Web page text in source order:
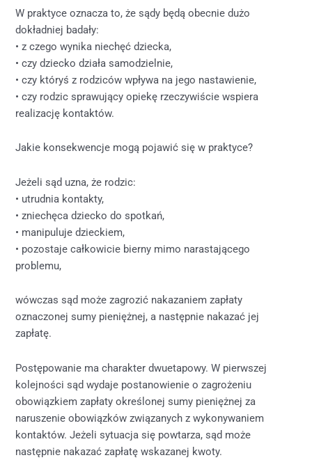
W praktyce oznacza to, że sądy będą obecnie dużo
dokładniej badały:
• z czego wynika niechęć dziecka,
• czy dziecko działa samodzielnie,
• czy któryś z rodziców wpływa na jego nastawienie,
• czy rodzic sprawujący opiekę rzeczywiście wspiera
realizację kontaktów.
Jakie konsekwencje mogą pojawić się w praktyce?
Jeżeli sąd uzna, że rodzic:
• utrudnia kontakty,
• zniechęca dziecko do spotkań,
• manipuluje dzieckiem,
• pozostaje całkowicie bierny mimo narastającego
problemu,
wówczas sąd może zagrozić nakazaniem zapłaty
oznaczonej sumy pieniężnej, a następnie nakazać jej
zapłatę.
Postępowanie ma charakter dwuetapowy. W pierwszej
kolejności sąd wydaje postanowienie o zagrożeniu
obowiązkiem zapłaty określonej sumy pieniężnej za
naruszenie obowiązków związanych z wykonywaniem
kontaktów. Jeżeli sytuacja się powtarza, sąd może
następnie nakazać zapłatę wskazanej kwoty.